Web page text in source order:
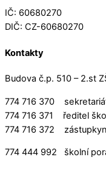
IČ: 60680270
DIČ: CZ-60680270
Kontakty
Budova č.p. 510 – 2.st
774 716 370
774 716 371 ředitel
774 716 372
774 444 992 školní